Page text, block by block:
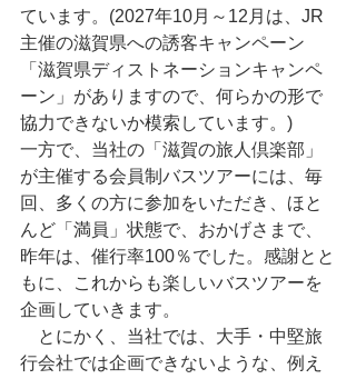
ています。(2027年10月～12月は、JR
主催の滋賀県への誘客キャンペーン
「滋賀県ディストネーションキャンペ
ーン」がありますので、何らかの形で
協力できないか模索しています。)
一方で、当社の「滋賀の旅人倶楽部」
が主催する会員制バスツアーには、毎
回、多くの方に参加をいただき、ほと
んど「満員」状態で、おかげさまで、
昨年は、催行率100％でした。感謝とと
もに、これからも楽しいバスツアーを
企画していきます。
とにかく、当社では、大手・中堅旅
行会社では企画できないような、例え